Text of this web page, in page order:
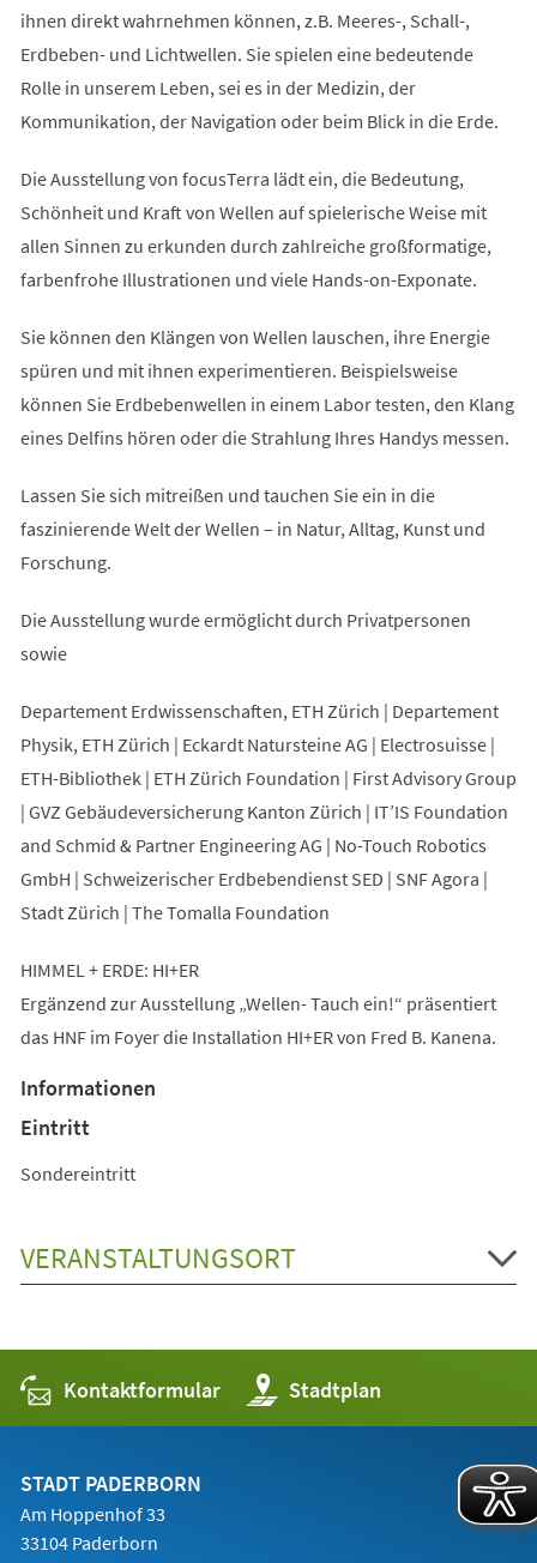
ihnen direkt wahrnehmen können, z.B. Meeres-, Schall-,
Erdbeben- und Lichtwellen. Sie spielen eine bedeutende
Rolle in unserem Leben, sei es in der Medizin, der
Kommunikation, der Navigation oder beim Blick in die Erde.
Die Ausstellung von focusTerra lädt ein, die Bedeutung,
Schönheit und Kraft von Wellen auf spielerische Weise mit
allen Sinnen zu erkunden durch zahlreiche großformatige,
farbenfrohe Illustrationen und viele Hands-on-Exponate.
Sie können den Klängen von Wellen lauschen, ihre Energie
spüren und mit ihnen experimentieren. Beispielsweise
können Sie Erdbebenwellen in einem Labor testen, den Klang
eines Delfins hören oder die Strahlung Ihres Handys messen.
Lassen Sie sich mitreißen und tauchen Sie ein in die
faszinierende Welt der Wellen – in Natur, Alltag, Kunst und
Forschung.
Die Ausstellung wurde ermöglicht durch Privatpersonen
sowie
Departement Erdwissenschaften, ETH Zürich | Departement
Physik, ETH Zürich | Eckardt Natursteine AG | Electrosuisse |
ETH-Bibliothek | ETH Zürich Foundation | First Advisory Group
| GVZ Gebäudeversicherung Kanton Zürich | IT’IS Foundation
and Schmid & Partner Engineering AG | No-Touch Robotics
GmbH | Schweizerischer Erdbebendienst SED | SNF Agora |
Stadt Zürich | The Tomalla Foundation
HIMMEL + ERDE: HI+ER
Ergänzend zur Ausstellung „Wellen- Tauch ein!“ präsentiert
das HNF im Foyer die Installation HI+ER von Fred B. Kanena.
Informationen
Eintritt
Sondereintritt
VERANSTALTUNGSORT
Kontaktformular Stadtplan
(Öffnet
in
einem
STADT PADERBORN
Am Hoppenhof 33
33104 Paderborn